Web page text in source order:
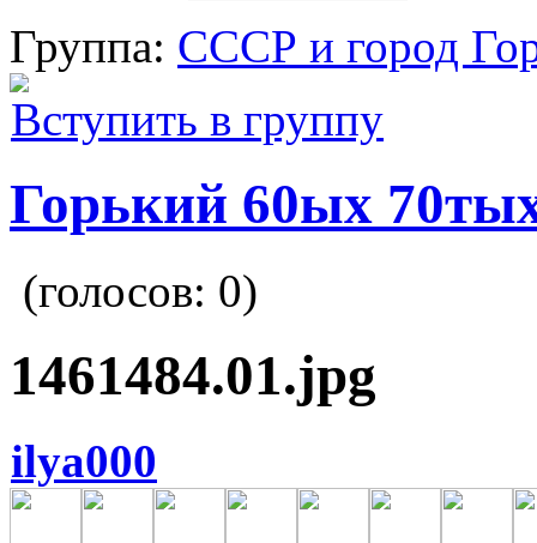
Группа: СССР и город
Вступить в группу
Горький 60ых
(голосов: 0)
1461484.01.jpg
ilya000